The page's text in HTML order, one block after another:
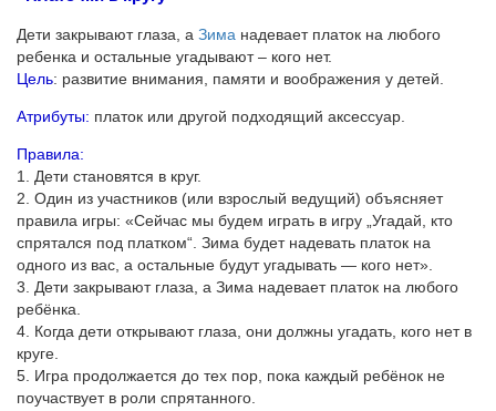
Дети закрывают глаза, а Зима надевает платок на любого
ребенка и остальные угадывают – кого нет.
Цель: развитие внимания, памяти и воображения у детей.
Атрибуты: платок или другой подходящий аксессуар.
Правила:
1. Дети становятся в круг.
2. Один из участников (или взрослый ведущий) объясняет
правила игры: «Сейчас мы будем играть в игру „Угадай, кто
спрятался под платком“. Зима будет надевать платок на
одного из вас, а остальные будут угадывать — кого нет».
3. Дети закрывают глаза, а Зима надевает платок на любого
ребёнка.
4. Когда дети открывают глаза, они должны угадать, кого нет в
круге.
5. Игра продолжается до тех пор, пока каждый ребёнок не
поучаствует в роли спрятанного.